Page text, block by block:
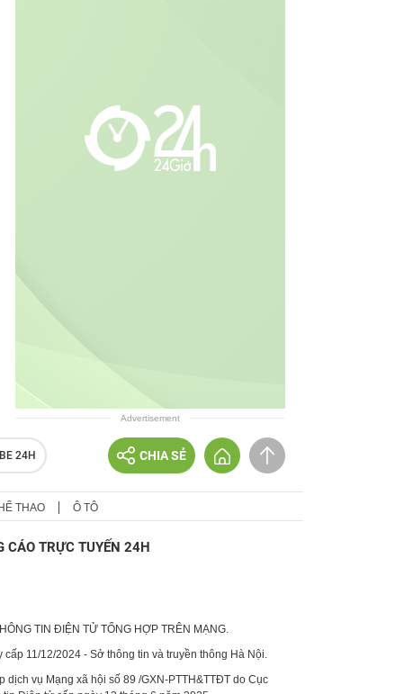
Advertisement
24H CHIA SẺ
THAO Ô TÔ
CÁO TRỰC TUYẾN 24H
TIN ĐIỆN TỬ TỔNG HỢP TRÊN MẠNG.
cấp 11/12/2024 - Sở thông tin và truyền thông Hà Nội.
dịch vụ Mạng xã hội số 89 /GXN-PTTH&TTĐT do Cục